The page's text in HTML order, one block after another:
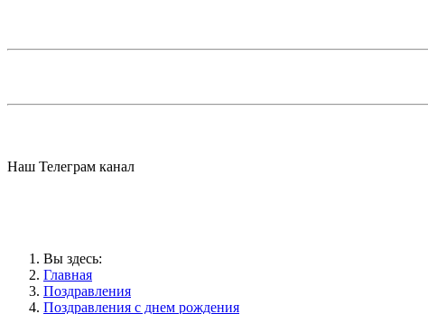
Наш Телеграм канал
Вы здесь:
Главная
Поздравления
Поздравления с днем рождения